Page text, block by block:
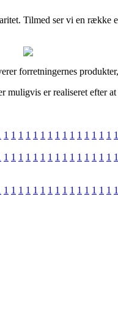
Tilmed ser vi en række
forretningernes
er realiseret efter
1 1 1 1 1 1 1 1 1 1 1 1 1 1 1 1
1 1 1 1 1 1 1 1 1 1 1 1 1 1 1 1
1 1 1 1 1 1 1 1 1 1 1 1 1 1 1 1